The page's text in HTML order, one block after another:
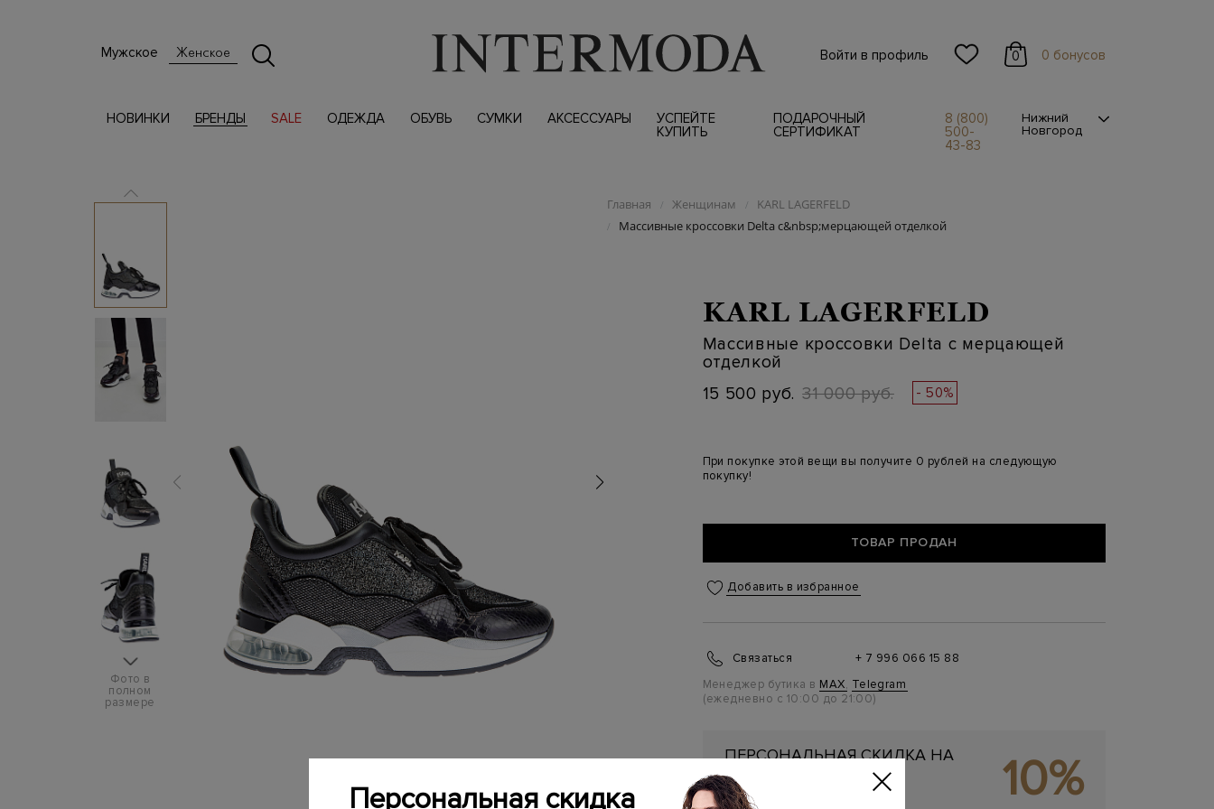
Мужское Женское Войти в профиль 0 0 бонусов
НОВИНКИ БРЕНДЫ SALE ОДЕЖДА ОБУВЬ СУМКИ АКСЕССУАРЫ
УСПЕЙТЕ
КУПИТЬ
ПОДАРОЧНЫЙ
СЕРТИФИКАТ
8 (800)
500-
43-83
Нижний
Новгород
Фото в
полном
размере
Главная / Женщинам / KARL LAGERFELD
/ Массивные кроссовки Delta с&nbsp;мерцающей отделкой
KARL LAGERFELD
Массивные кроссовки Delta с мерцающей
отделкой
15 500 руб. 31 000 руб. - 50%
При покупке этой вещи вы получите 0 рублей на следующую
покупку!
ТОВАР ПРОДАН
Добавить в избранное
Связаться
+ 7 996 066 15 88
Менеджер бутика в MAX, Telegram
(ежедневно с 10:00 до 21:00)
ПЕРСОНАЛЬНАЯ СКИДКА НА
ПЕРВУЮ ПОКУПКУ
Подробнее 10%
Персональная скидка